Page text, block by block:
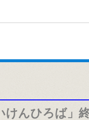
けんひろば」